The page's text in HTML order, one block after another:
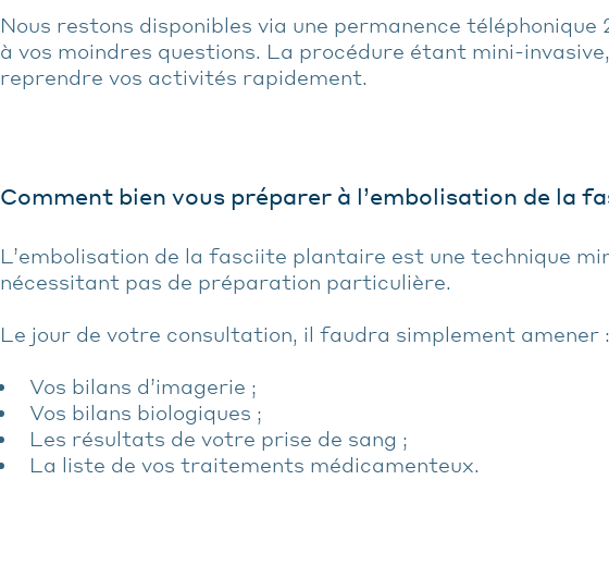
Nous restons disponibles via une permanence téléphonique
à vos moindres questions. La procédure étant mini-
reprendre vos activités rapidement.
Comment bien vous préparer à l’embolisation de la
L’embolisation de la fasciite plantaire est une technique
nécessitant pas de préparation particulière.
Le jour de votre consultation, il faudra simplement amener :
Vos bilans d’imagerie ;
Vos bilans biologiques ;
Les résultats de votre prise de sang ;
La liste de vos traitements médicamenteux.